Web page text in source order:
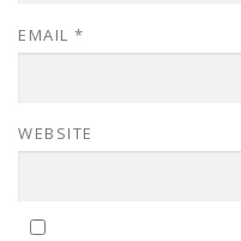
EMAIL *
WEBSITE